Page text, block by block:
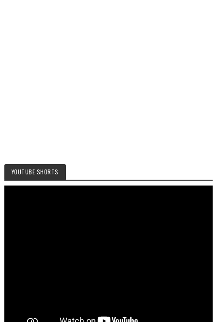
YOUTUBE SHORTS